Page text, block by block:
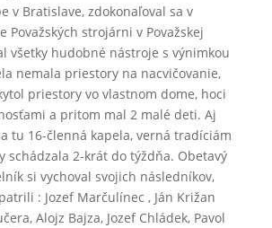
v Bratislave, zdokonaľoval sa v
Považských strojárni v Považskej
všetky hudobné nástroje s výnimkou
nemala priestory na nacvičovanie,
priestory vo vlastnom dome, hoci
a pritom mal 2 malé deti. Aj
tu 16-členná kapela, verná tradíciám
schádzala 2-krát do týždňa. Obetavý
si vychoval svojich následníkov,
: Jozef Marčulínec , Ján Križan
Alojz Bajza, Jozef Chládek, Pavol